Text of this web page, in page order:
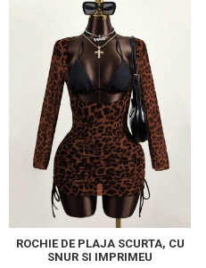
ROCHIE DE PLAJA SCURTA, CU
SNUR SI IMPRIMEU